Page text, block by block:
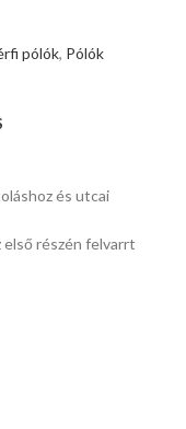
pólók, Pólók
és utcai
első részén felvarrt